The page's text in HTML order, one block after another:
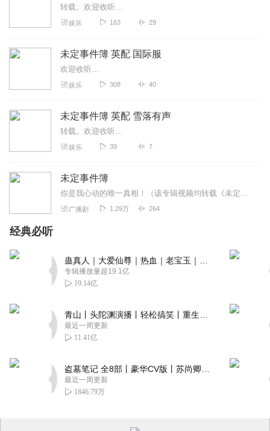
转载。欢迎收听…
娱乐 163 29
未定事件簿 英配 国际服
欢迎收听…
娱乐 308 40
未定事件簿 英配 雪落有声
转载。欢迎收听…
娱乐 39 7
未定事件簿
你是我心动的唯一真相！（该专辑视频均转载《未定事件簿》游戏官方“侵删”）
广播剧 1.29万 264
经典必听
专辑播放量超19.1亿
19.14亿
最近一周更新
11.41亿
最近一周更新
1846.79万